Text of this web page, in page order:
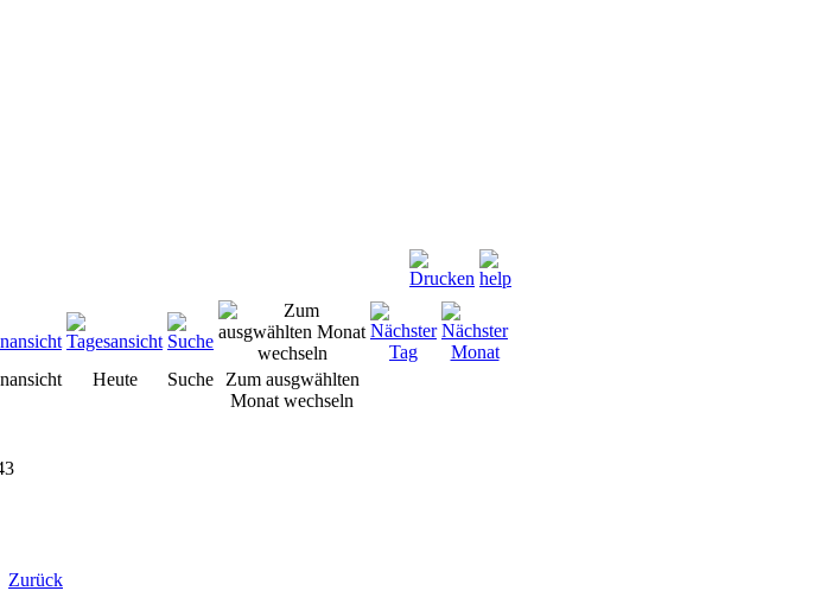
Heute Suche
Zum ausgwählten
Monat wechseln
Zurück